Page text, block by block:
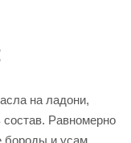
на ладони,
состав. Равномерно
бороды и усам,